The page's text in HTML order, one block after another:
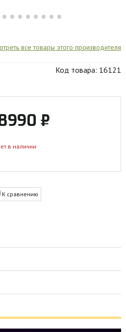
все товары этого производителя
Код товара: 16121
₽
в наличии
К сравнению